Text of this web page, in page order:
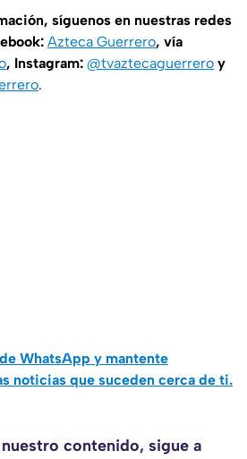
síguenos en nuestras redes
Azteca Guerrero, vía
, Instagram: @tvaztecaguerrero y
.
WhatsApp y mantente
noticias que suceden cerca de ti.
contenido, sigue a